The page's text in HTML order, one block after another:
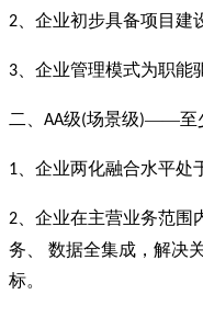
2 、企业初步具备项目
3 、企业管理模式为职
二、 AA级(场景级)——至
1 、企业两化融合水平处
2 、企业在主营业务范
务、 数据全集成，解决
标。